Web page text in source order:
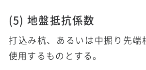
(5) 地盤抵抗係数
打込み杭、あるいは中掘り先端
使用するものとする。